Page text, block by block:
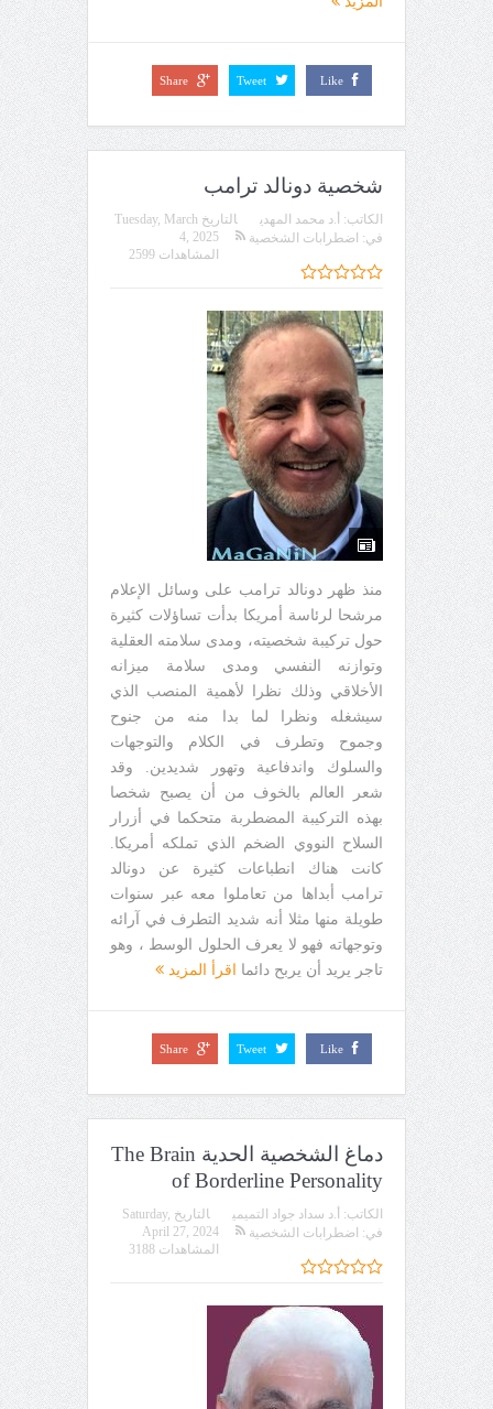
Like
Tweet
Share
شخصية دونالد ترامب
الكاتب: أ.د محمد المهدي التاريخ Tuesday, March
4, 2025
في: اضطرابات الشخصية
المشاهدات 2599
منذ ظهر دونالد ترامب على وسائل الإعلام
مرشحا لرئاسة أمريكا بدأت تساؤلات كثيرة
حول تركيبة شخصيته، ومدى سلامته العقلية
وتوازنه النفسي ومدى سلامة ميزانه
الأخلاقي وذلك نظرا لأهمية المنصب الذي
سيشغله ونظرا لما بدا منه من جنوح
وجموح وتطرف في الكلام والتوجهات
والسلوك واندفاعية وتهور شديدين. وقد
شعر العالم بالخوف من أن يصبح شخصا
بهذه التركيبة المضطربة متحكما في أزرار
السلاح النووي الضخم الذي تملكه أمريكا.
كانت هناك انطباعات كثيرة عن دونالد
ترامب أبداها من تعاملوا معه عبر سنوات
طويلة منها مثلا أنه شديد التطرف في آرائه
وتوجهاته فهو لا يعرف الحلول الوسط ، وهو
تاجر يريد أن يربح دائما
اقرأ المزيد
Like
Tweet
Share
دماغ الشخصية الحدية The Brain
of Borderline Personality
الكاتب: أ.د سداد جواد التميمي التاريخ Saturday,
April 27, 2024
في: اضطرابات الشخصية
المشاهدات 3188